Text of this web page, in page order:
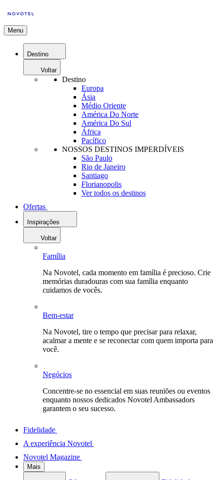
Menu
Destino
Voltar
Destino
Europa
Ásia
Médio Oriente
América Do Norte
América Do Sul
África
Pacífico
NOSSOS DESTINOS IMPERDÍVEIS
São Paulo
Rio de Janeiro
Santiago
Florianopolis
Ver todos os destinos
Ofertas
Inspirações
Voltar
Família
Na Novotel, cada momento em família é precioso. Crie
memórias duradouras com sua família enquanto
cuidamos de vocês.
Bem-estar
Na Novotel, tire o tempo que precisar para relaxar,
acalmar a mente e se reconectar com quem importa para
você.
Negócios
Concentre-se no essencial em suas reuniões ou eventos
enquanto nossos dedicados Novotel Ambassadors
garantem o seu sucesso.
Fidelidade
A experiência Novotel
Novotel Magazine
Mais